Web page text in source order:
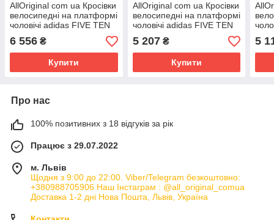
AllOriginal com ua Кросівки
велосипедні на платформі
чоловічі adidas FIVE TEN
Trailcross GTX core
black/grey
6 556 ₴
Купити
AllOriginal com ua Кросівки
велосипедні на платформі
чоловічі adidas FIVE TEN
Trailcross LT solar
gold/core
5 207₴
Купити
5
Про нас
100% позитивних з 18 відгуків за рік
Працює з 29.07.2022
м. Львів
Щодня з 9:00 до 22:00. Viber/Telegram безкоштовно:
+380988705906 Наш Інстаграм : @all_original_comua
Доставка 1-2 дні Нова Пошта, Львів, Україна